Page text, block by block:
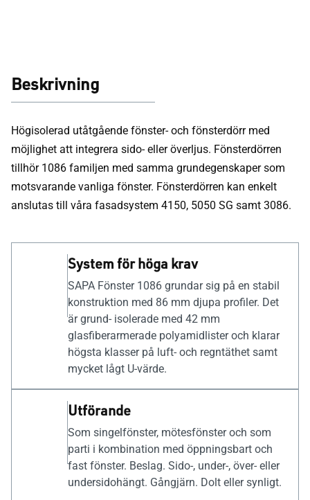
Beskrivning
Högisolerad utåtgående fönster- och fönsterdörr med
möjlighet att integrera sido- eller överljus. Fönsterdörren
tillhör 1086 familjen med samma grundegenskaper som
motsvarande vanliga fönster. Fönsterdörren kan enkelt
anslutas till våra fasadsystem 4150, 5050 SG samt 3086.
System för höga krav
SAPA Fönster 1086 grundar sig på en stabil
konstruktion med 86 mm djupa profiler. Det
är grund- isolerade med 42 mm
glasfiberarmerade polyamidlister och klarar
högsta klasser på luft- och regntäthet samt
mycket lågt U-värde.
Utförande
Som singelfönster, mötesfönster och som
parti i kombination med öppningsbart och
fast fönster. Beslag. Sido-, under-, över- eller
undersidohängt. Gångjärn. Dolt eller synligt.